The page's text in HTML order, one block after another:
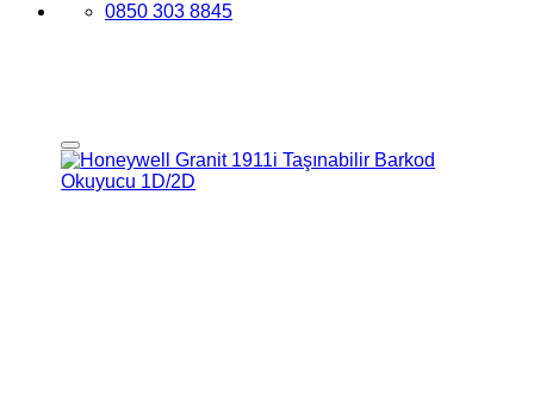
0850 303 8845